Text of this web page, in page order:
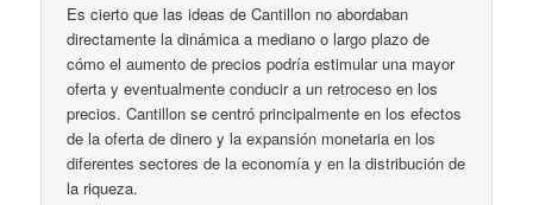
Es cierto que las ideas de Cantillon no abordaban
directamente la dinámica a mediano o largo plazo de
cómo el aumento de precios podría estimular una mayor
oferta y eventualmente conducir a un retroceso en los
precios. Cantillon se centró principalmente en los efectos
de la oferta de dinero y la expansión monetaria en los
diferentes sectores de la economía y en la distribución de
la riqueza.